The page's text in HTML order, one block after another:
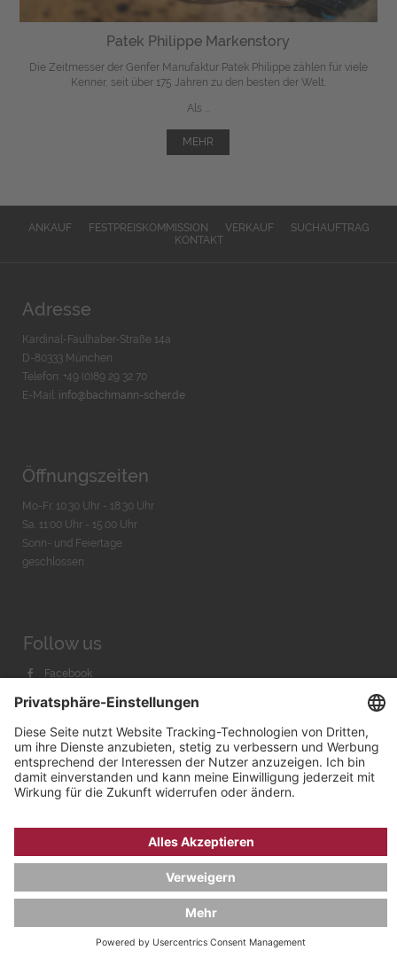
Patek Philippe Markenstory
Die Zeitmesser der Genfer Manufaktur Patek Philippe zählen für viele
Kenner, seit über 175 Jahren zu den besten der Welt.
Als ...
MEHR
ANKAUF FESTPREISKOMMISSION VERKAUF
SUCHAUFTRAG
KONTAKT
Adresse
Kardinal-Faulhaber-Straße 14a
D-80333 München
Telefon: +49 (0)89 29 32 70
E-Mail: info@bachmann-scher.de
Öffnungszeiten
Mo-Fr. 10:30 Uhr - 18:30 Uhr
Sa. 11:00 Uhr - 15.00 Uhr
Sonn- und Feiertage
geschlossen
Follow us
Facebook
Youtube
Bachmann & Scher GmbH / Watchandco GmbH
IMPRESSUM
AGB & WIDERRUF
COOKIE-EINSTELLUNGEN